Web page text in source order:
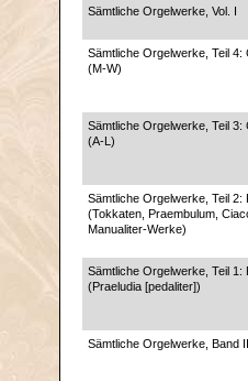
Sämtliche Orgelwerke, Vol. I
Sämtliche Orgelwerke, Teil 4:
(M-W)
Sämtliche Orgelwerke, Teil 3:
(A-L)
Sämtliche Orgelwerke, Teil 2:
(Tokkaten, Praembulum,
Manualiter-Werke)
Sämtliche Orgelwerke, Teil 1:
(Praeludia [pedaliter])
Sämtliche Orgelwerke, Band II